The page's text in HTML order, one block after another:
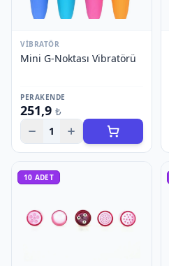
VIBRATÖR
Mini G-Noktası Vibratörü
PERAKENDE
251,9 ₺
1
10 ADET